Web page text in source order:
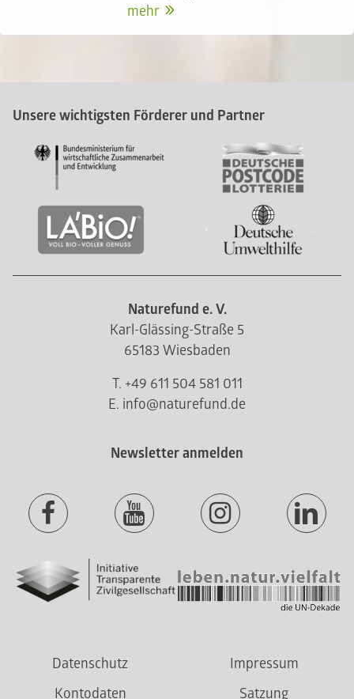
mehr
Unsere wichtigsten Förderer und Partner
Naturefund e. V.
Karl-Glässing-Straße 5
65183 Wiesbaden
T. +49 611 504 581 011
E. info@naturefund.de
Newsletter anmelden
Datenschutz
Impressum
Kontodaten
Satzung